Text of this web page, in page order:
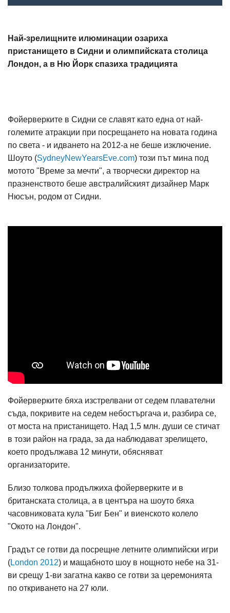
Най-зрелищните илюминации озариха
пристанището в Сидни и олимпийската столица
Лондон, а в Ню Йорк спазиха традицията
Фойерверките в Сидни се славят като една от най-
големите атракции при посрещането на новата година
по света - и идването на 2012-а не беше изключение.
Шоуто (SydneyNewYearsEve.com) този път мина под
мотото "Време за мечти", а творчески директор на
празненството беше австралийският дизайнер Марк
Нюсън, родом от Сидни.
Фойерверките бяха изстрелвани от седем плавателни
съда, покривите на седем небостъргача и, разбира се,
от моста на пристанището. Над 1,5 млн. души се стичат
в този район на града, за да наблюдават зрелището,
което продължава 12 минути, обясняват
организаторите.
Близо толкова продължиха фойерверките и в
британската столица, а в центъра на шоуто бяха
часовниковата кула "Биг Бен" и виенското колело
"Окото на Лондон".
Градът се готви да посрещне летните олимпийски игри
(London 2012) и мащабното шоу в нощното небе на 31-
ви срещу 1-ви загатна какво се готви за церемонията
по откриването на 27 юли.